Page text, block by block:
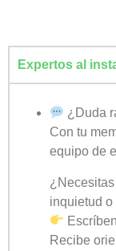
Expertos al
¿Duda
Con tu
equipo de
inquietud
Recibe